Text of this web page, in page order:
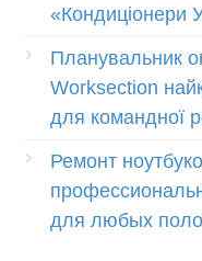
«Кондиціонери
Планувальник
Worksection
для командної
Ремонт
для любых